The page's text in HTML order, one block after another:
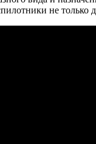
не только